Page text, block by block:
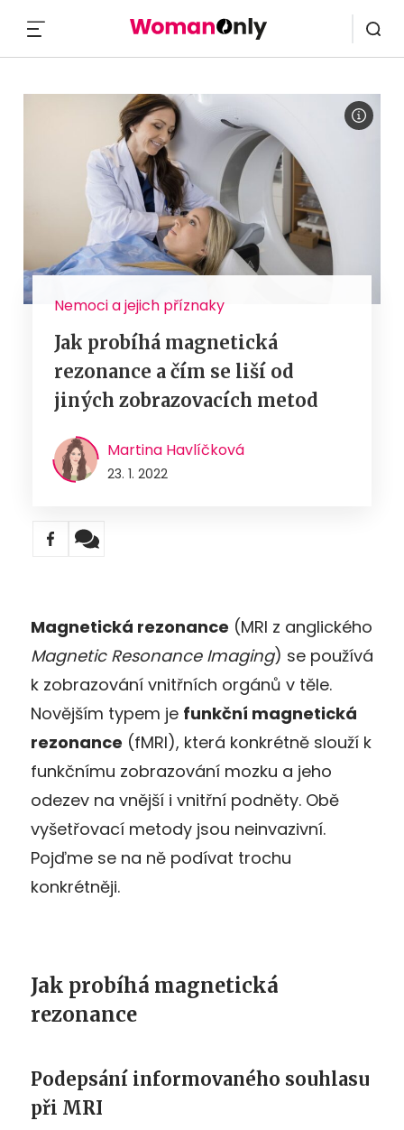
Nemoci a jejich příznaky
Jak probíhá magnetická
rezonance a čím se liší od
jiných zobrazovacích metod
Martina Havlíčková
23. 1. 2022
Magnetická rezonance (MRI z anglického
Magnetic Resonance Imaging) se používá
k zobrazování vnitřních orgánů v těle.
Novějším typem je funkční magnetická
rezonance (fMRI), která konkrétně slouží k
funkčnímu zobrazování mozku a jeho
odezev na vnější i vnitřní podněty. Obě
vyšetřovací metody jsou neinvazivní.
Pojďme se na ně podívat trochu
konkrétněji.
Jak probíhá magnetická
rezonance
Podepsání informovaného souhlasu
při MRI